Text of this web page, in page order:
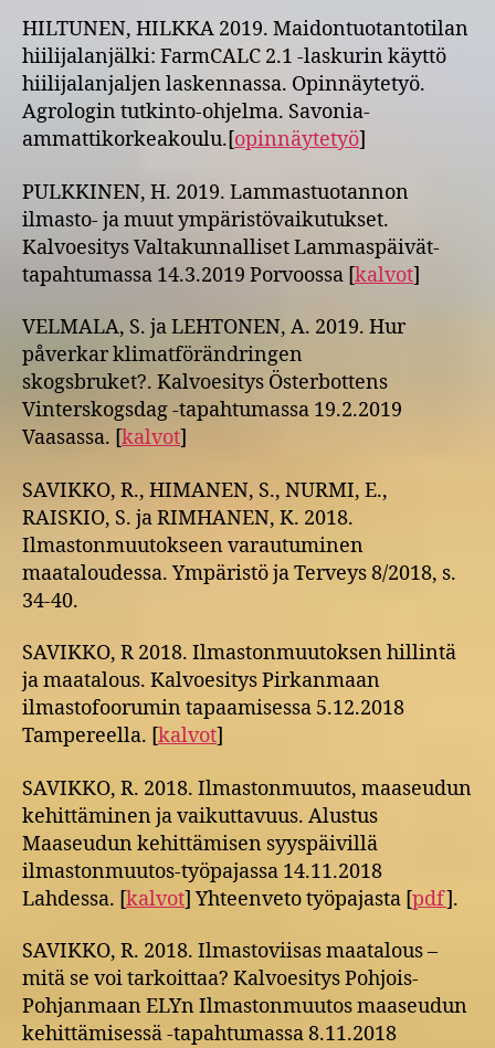
HILTUNEN, HILKKA 2019. Maidontuotantotilan
hiilijalanjälki: FarmCALC 2.1 -laskurin käyttö
hiilijalanjaljen laskennassa. Opinnäytetyö.
Agrologin tutkinto-ohjelma. Savonia-
ammattikorkeakoulu.[opinnäytetyö]
PULKKINEN, H. 2019. Lammastuotannon
ilmasto- ja muut ympäristövaikutukset.
Kalvoesitys Valtakunnalliset Lammaspäivät-
tapahtumassa 14.3.2019 Porvoossa [kalvot]
VELMALA, S. ja LEHTONEN, A. 2019. Hur
påverkar klimatförändringen
skogsbruket?. Kalvoesitys Österbottens
Vinterskogsdag -tapahtumassa 19.2.2019
Vaasassa. [kalvot]
SAVIKKO, R., HIMANEN, S., NURMI, E.,
RAISKIO, S. ja RIMHANEN, K. 2018.
Ilmastonmuutokseen varautuminen
maataloudessa. Ympäristö ja Terveys 8/2018, s.
34-40.
SAVIKKO, R 2018. Ilmastonmuutoksen hillintä
ja maatalous. Kalvoesitys Pirkanmaan
ilmastofoorumin tapaamisessa 5.12.2018
Tampereella. [kalvot]
SAVIKKO, R. 2018. Ilmastonmuutos, maaseudun
kehittäminen ja vaikuttavuus. Alustus
Maaseudun kehittämisen syyspäivillä
ilmastonmuutos-työpajassa 14.11.2018
Lahdessa. [kalvot] Yhteenveto työpajasta [pdf].
SAVIKKO, R. 2018. Ilmastoviisas maatalous –
mitä se voi tarkoittaa? Kalvoesitys Pohjois-
Pohjanmaan ELYn Ilmastonmuutos maaseudun
kehittämisessä -tapahtumassa 8.11.2018